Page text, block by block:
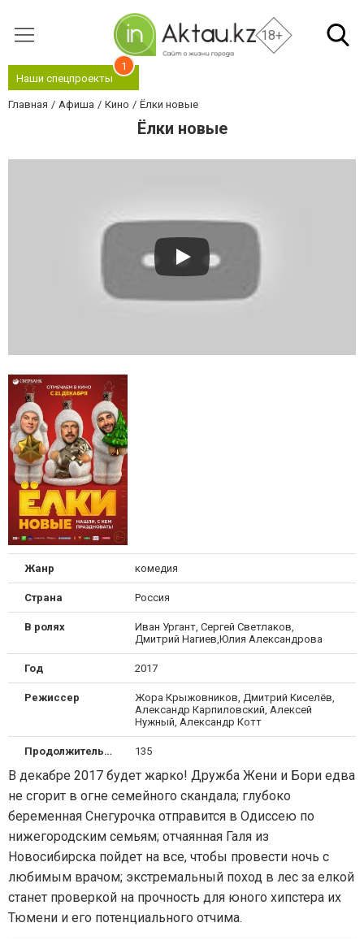
18+
Наши спецпроекты
1
Главная Афиша Кино Ёлки новые
Ёлки новые
Жанр комедия
Страна Россия
В ролях
Иван Ургант, Сергей Светлаков,
Дмитрий Нагиев,Юлия Александрова
Год 2017
Режиссер
Жора Крыжовников, Дмитрий Киселёв,
Александр Карпиловский, Алексей
Нужный, Александр Котт
Продолжительность 135
В декабре 2017 будет жарко! Дружба Жени и Бори едва
не сгорит в огне семейного скандала; глубоко
беременная Снегурочка отправится в Одиссею по
нижегородским семьям; отчаянная Галя из
Новосибирска пойдет на все, чтобы провести ночь с
любимым врачом; экстремальный поход в лес за елкой
станет проверкой на прочность для юного хипстера их
Тюмени и его потенциального отчима.